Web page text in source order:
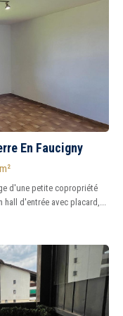
En Faucigny
d'une petite copropriété
hall d'entrée avec placard,...